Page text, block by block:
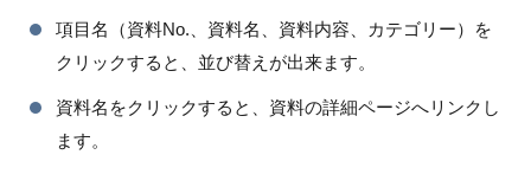
項目名（資料No.、資料名、資料内容、カテゴリー）を
クリックすると、並び替えが出来ます。
資料名をクリックすると、資料の詳細ページへリンクし
ます。